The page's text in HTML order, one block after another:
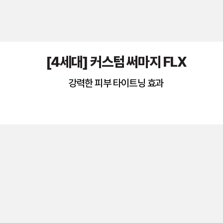
[4세대] 커스텀 써마지 FLX
강력한 피부 타이트닝 효과